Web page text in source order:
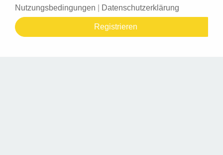
Nutzungsbedingungen Datenschutzerklärung
Registrieren